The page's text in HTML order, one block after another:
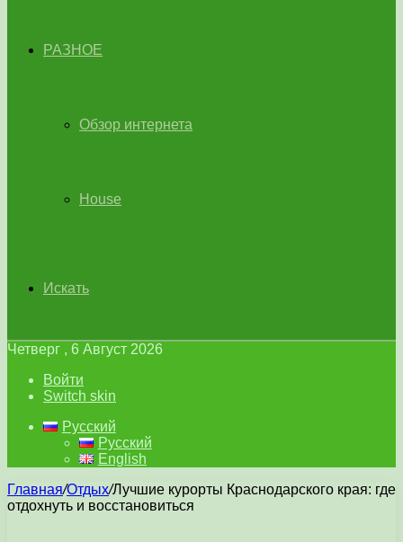
РАЗНОЕ
Обзор интернета
House
Искать
Четверг , 6 Август 2026
Войти
Switch skin
Русский
Русский
English
Главная/Отдых/Лучшие курорты Краснодарского края: где
отдохнуть и восстановиться